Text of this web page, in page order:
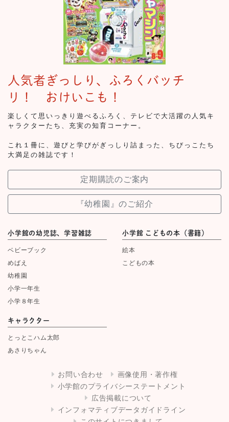
人気者ぎっしり、ふろくバッチ
リ！ おけいこも！
楽しくて思いっきり遊べるふろく、テレビで大活躍の人気キ
ャラクターたち、充実の知育コーナー。
これ１冊に、遊びと学びがぎっしり詰まった、ちびっこたち
大満足の雑誌です！
定期購読のご案内
『幼稚園』のご紹介
小学館の幼児誌、学習雑誌
ベビーブック
めばえ
幼稚園
小学一年生
小学８年生
小学館 こどもの本（書籍）
絵本
こどもの本
キャラクター
とっとこハム太郎
あさりちゃん
お問い合わせ
画像使用・著作権
小学館のプライバシーステートメント
広告掲載について
インフォマティブデータガイドライン